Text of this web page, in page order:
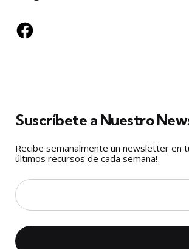
Facebook
Suscríbete a Nuestro
Recibe semanalmente un newsletter en
últimos recursos de cada semana!